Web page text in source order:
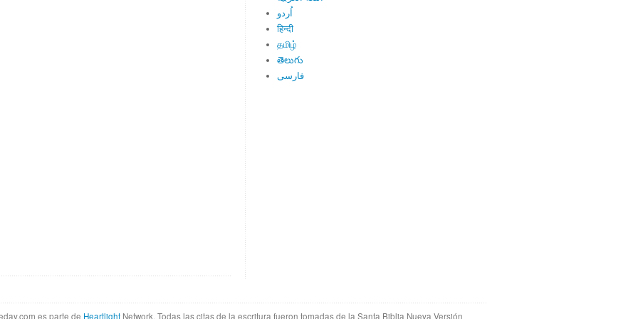
اُردو
हिन्दी
தமிழ்
తెలుగు
فارسی
es parte de Heartlight Network. Todas las citas de la escritura fueron tomadas de la Santa Biblia Nueva Versión